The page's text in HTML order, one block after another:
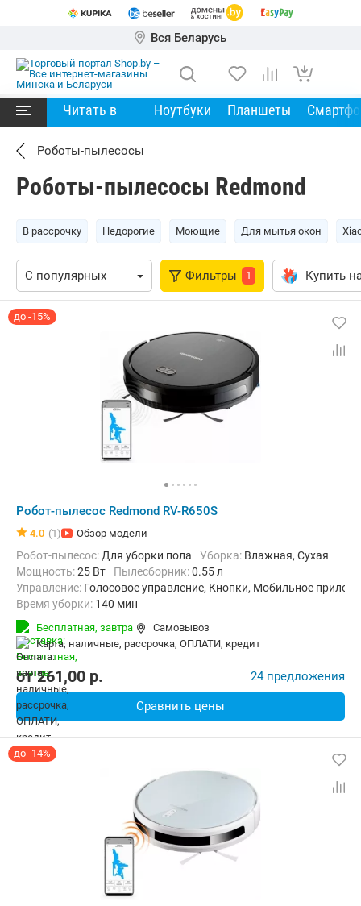
Вся Беларусь
Читать в Ноутбуки Планшеты
Роботы-пылесосы
Роботы-пылесосы Redmond
В рассрочку Недорогие Моющие Для мытья окон
Фильтры 1 Купить
до -15%
Робот-пылесос Redmond RV-R650S
4.0 (1) Обзор модели
Робот-пылесос: Для уборки пола Уборка: Влажная, Сухая
мощность:25 Вт пылесборник:0.55 л
Управление: Голосовое управление, Кнопки, Мобильное
Время уборки: 140 мин
Функции:
Бесплатная, завтра
Самовывоз
карта, наличные, рассрочка, ОПЛАТИ, кредит
от261,00 p. 24 предложения
Сравнить цены
до -14%